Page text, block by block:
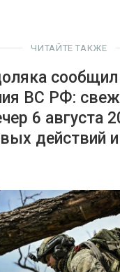
ЧИТАЙТЕ ТАКЖЕ
сообщил
ВС РФ:
6 августа
действий